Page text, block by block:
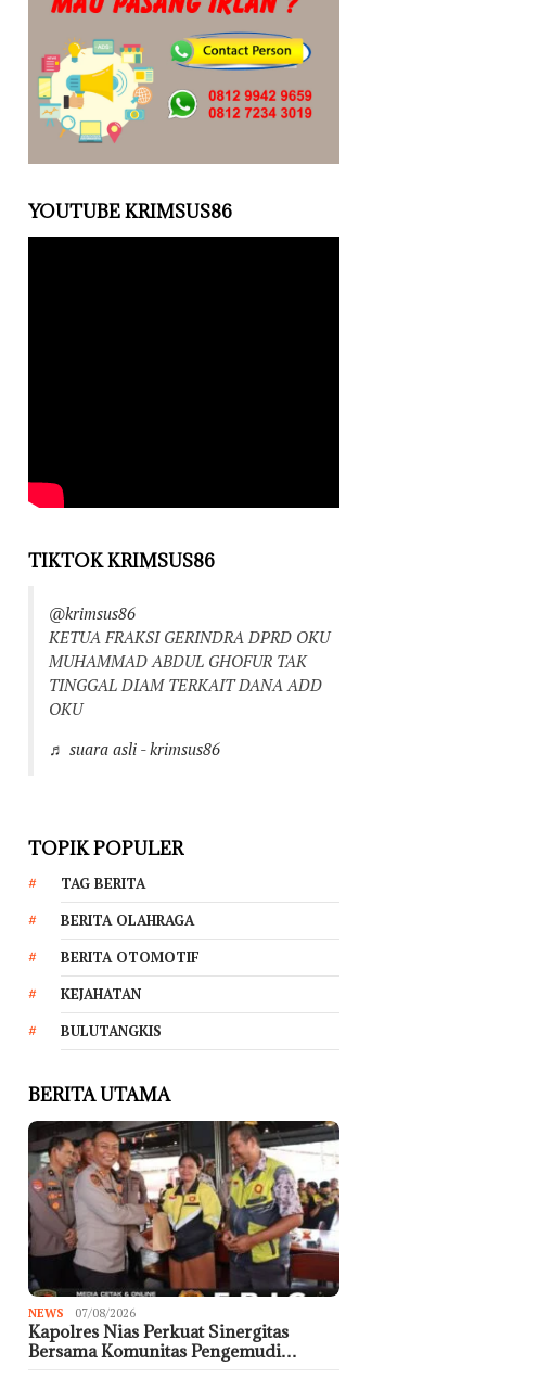
YOUTUBE KRIMSUS86
TIKTOK KRIMSUS86
@krimsus86
KETUA FRAKSI GERINDRA DPRD OKU
MUHAMMAD ABDUL GHOFUR TAK
TINGGAL DIAM TERKAIT DANA ADD
OKU
♬ suara asli - krimsus86
TOPIK POPULER
TAG BERITA
BERITA OLAHRAGA
BERITA OTOMOTIF
KEJAHATAN
BULUTANGKIS
BERITA UTAMA
NEWS 07/08/2026
Kapolres Nias Perkuat Sinergitas
Bersama Komunitas Pengemudi…